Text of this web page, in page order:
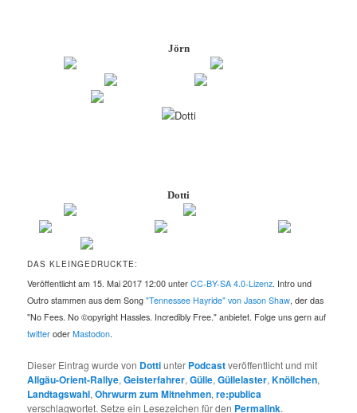
Jörn
Dotti
DAS KLEINGEDRUCKTE:
Veröffentlicht am 15. Mai 2017 12:00 unterCC-BY-SA 4.0-Lizenz. Intro und
Outro stammen aus dem Song"Tennessee Hayride" von Jason Shaw, der das
"No Fees. No ©opyright Hassles. Incredibly Free." anbietet. Folge uns gern auf
twitter oderMastodon.
Dieser Eintrag wurde von Dottiunter Podcastveröffentlicht und mit
Allgäu-Orient-Rallye,Geisterfahrer,Gülle,Güllelaster,Knöllchen,
Landtagswahl,Ohrwurm zum Mitnehmen,re:publica
verschlagwortet. Setze ein Lesezeichen für den Permalink.